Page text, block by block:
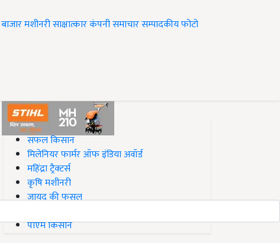
बाजारमशीनरीसाक्षात्कारकंपनी समाचारसम्पादकीयफोटो
#Top on Krishi Jagran
सफल किसान
मिलेनियर फार्मर ऑफ इंडिया अवॉर्ड
महिंद्रा ट्रैक्टर्स
कृषि मशीनरी
जायद की फसल
पीएम किसान